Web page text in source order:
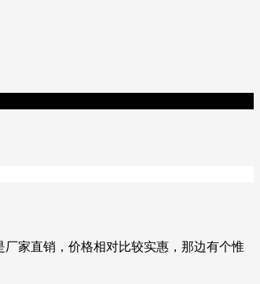
家直销，价格相对比较实惠，那边有个惟